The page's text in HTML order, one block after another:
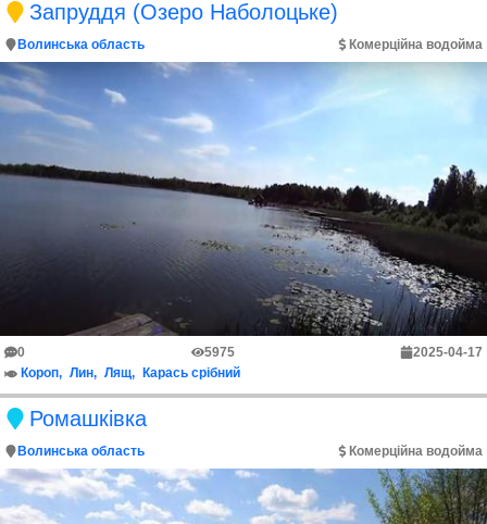
Запруддя (Озеро Наболоцьке)
Волинська область Комерційна водойма
0 5975
2025-04-17
Короп
Лин Лящ Карась срібний
Ромашківка
Волинська область Комерційна водойма